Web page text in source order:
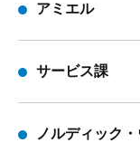
アミエル
サービス課
ノルディック